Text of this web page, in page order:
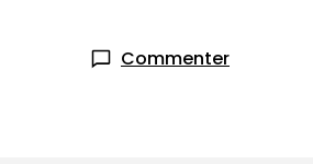
Commenter